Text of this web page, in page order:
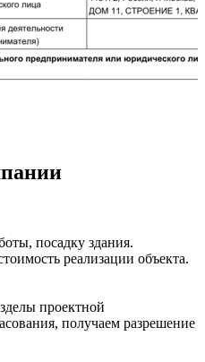
посадку здания.
реализации объекта.
проектной
получаем разрешение